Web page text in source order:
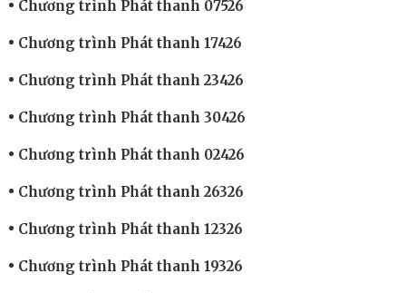
Chương trình Phát thanh 07526
Chương trình Phát thanh 17426
Chương trình Phát thanh 23426
Chương trình Phát thanh 30426
Chương trình Phát thanh 02426
Chương trình Phát thanh 26326
Chương trình Phát thanh 12326
Chương trình Phát thanh 19326